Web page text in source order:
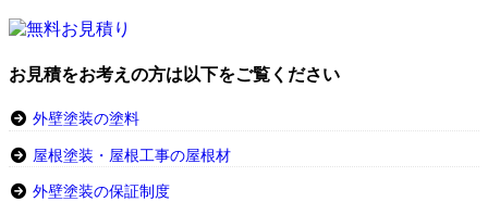
お見積をお考えの方は以下をご覧ください
外壁塗装の塗料
屋根塗装・屋根工事の屋根材
外壁塗装の保証制度